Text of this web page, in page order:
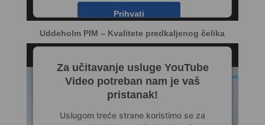
Prihvati
Uddeholm PIM – Kvalitete predkaljenog čelika
Za učitavanje usluge YouTube
Video potreban nam je vaš
pristanak!
Uslugom treće strane koristimo se za